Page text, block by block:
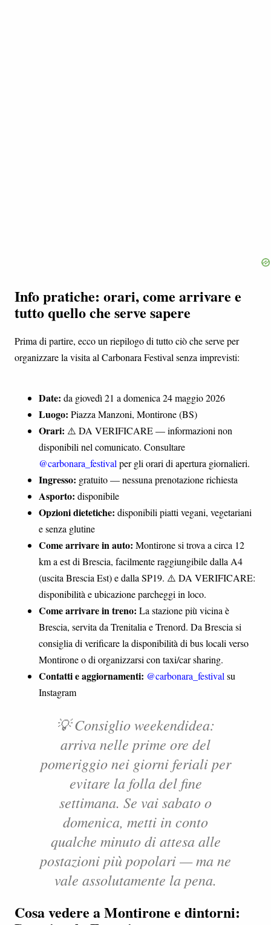
Info pratiche: orari, come arrivare e
tutto quello che serve sapere
Prima di partire, ecco un riepilogo di tutto ciò che serve per
organizzare la visita al Carbonara Festival senza imprevisti:
Date: da giovedì 21 a domenica 24 maggio 2026
Luogo: Piazza Manzoni, Montirone (BS)
Orari: ⚠️ DA VERIFICARE — informazioni non
disponibili nel comunicato. Consultare
@carbonara_festival per gli orari di apertura giornalieri.
Ingresso: gratuito — nessuna prenotazione richiesta
Asporto: disponibile
Opzioni dietetiche: disponibili piatti vegani, vegetariani
e senza glutine
Come arrivare in auto: Montirone si trova a circa 12
km a est di Brescia, facilmente raggiungibile dalla A4
(uscita Brescia Est) e dalla SP19. ⚠️ DA VERIFICARE:
disponibilità e ubicazione parcheggi in loco.
Come arrivare in treno: La stazione più vicina è
Brescia, servita da Trenitalia e Trenord. Da Brescia si
consiglia di verificare la disponibilità di bus locali verso
Montirone o di organizzarsi con taxi/car sharing.
Contatti e aggiornamenti: @carbonara_festival su
Instagram
💡Consiglio weekendidea:
arriva nelle prime ore del
pomeriggio nei giorni feriali per
evitare la folla del fine
settimana. Se vai sabato o
domenica, metti in conto
qualche minuto di attesa alle
postazioni più popolari — ma ne
vale assolutamente la pena.
Cosa vedere a Montirone e dintorni: